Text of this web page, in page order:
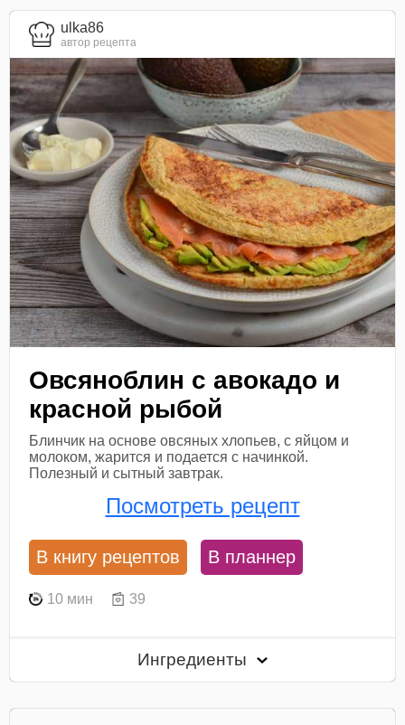
ulka86
автор рецепта
Овсяноблин с авокадо и
красной рыбой
Блинчик на основе овсяных хлопьев, с яйцом и
молоком, жарится и подается с начинкой.
Полезный и сытный завтрак.
Посмотреть рецепт
В книгу рецептов В планнер
10 мин 39
Ингредиенты